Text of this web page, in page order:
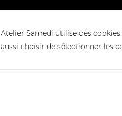
Atelier Samedi utilise des
aussi choisir de sélectionner les